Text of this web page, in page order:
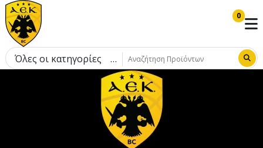
0
Όλες οι κατηγορίες